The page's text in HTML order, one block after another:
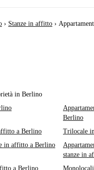
› Stanze in affitto ›
in Berlino
Berlino
a Berlino
Trilocale
in affitto a Berlino
stanze in
a Berlino